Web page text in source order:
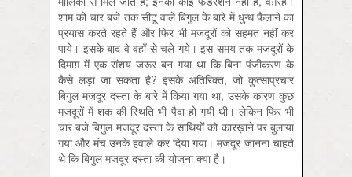
शाम को चार बजे तक सीटू वाले बिगुल के बारे में धुन्ध फैलाने का
प्रयास करते रहते हैं और फिर भी मजदूरों को सहमत नहीं कर
पाये। इसके बाद वे वहाँ से चले गये। इस समय तक मजदूरों के
दिमाग़ में एक संशय जरूर बन गया था कि बिना पंजीकरण के
कैसे लड़ा जा सकता है? इसके अतिरिक्त, जो कुत्साप्रचार
बिगुल मजदूर दस्ता के बारे में किया गया था, उसके कारण कुछ
मजदूरों में शक की स्थिति भी पैदा हो गयी थी। लेकिन फिर भी
चार बजे बिगुल मजदूर दस्ता के साथियों को कारख़ाने पर बुलाया
गया और मंच उनके हवाले कर दिया गया। मजदूर जानना चाहते
थे कि बिगुल मजदूर दस्ता की योजना क्या है।